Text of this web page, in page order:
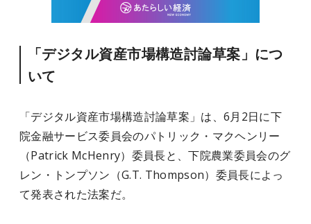
「デジタル資産市場構造討論草案」につ
いて
「デジタル資産市場構造討論草案」は、6月2日に下
院金融サービス委員会のパトリック・マクヘンリー
（Patrick McHenry）委員長と、下院農業委員会のグ
レン・トンプソン（G.T. Thompson）委員長によっ
て発表された法案だ。